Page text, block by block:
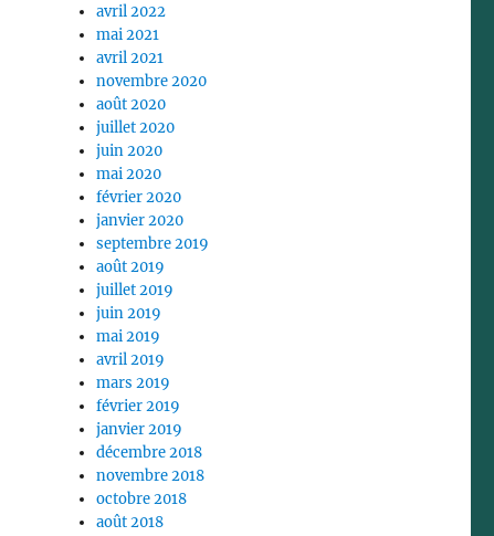
avril 2022
mai 2021
avril 2021
novembre 2020
août 2020
juillet 2020
juin 2020
mai 2020
février 2020
janvier 2020
septembre 2019
août 2019
juillet 2019
juin 2019
mai 2019
avril 2019
mars 2019
février 2019
janvier 2019
décembre 2018
novembre 2018
octobre 2018
août 2018